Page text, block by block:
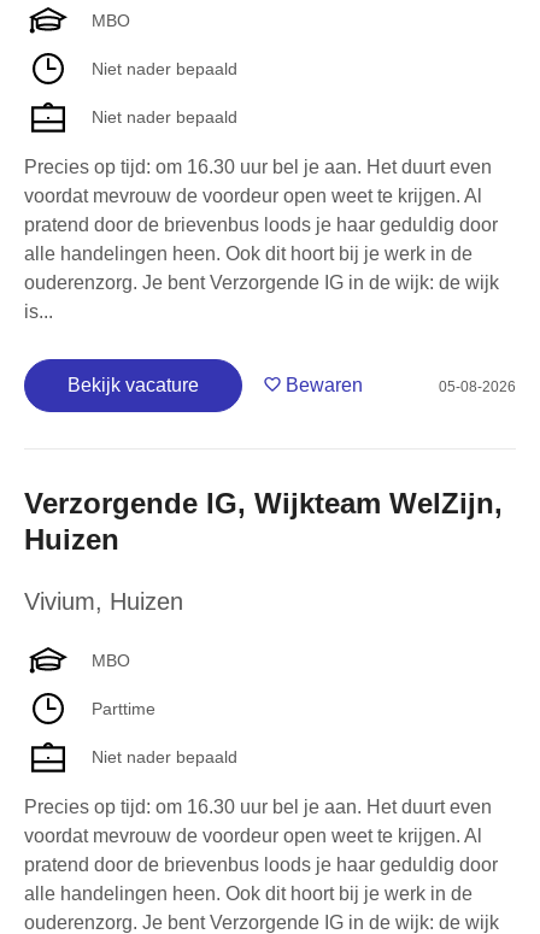
MBO
Niet nader bepaald
Niet nader bepaald
Precies op tijd: om 16.30 uur bel je aan. Het duurt even
voordat mevrouw de voordeur open weet te krijgen. Al
pratend door de brievenbus loods je haar geduldig door
alle handelingen heen. Ook dit hoort bij je werk in de
ouderenzorg. Je bent Verzorgende IG in de wijk: de wijk
is...
Bekijk vacature Bewaren 05-08-2026
Verzorgende IG, Wijkteam WelZijn,
Huizen
Vivium, Huizen
MBO
Parttime
Niet nader bepaald
Precies op tijd: om 16.30 uur bel je aan. Het duurt even
voordat mevrouw de voordeur open weet te krijgen. Al
pratend door de brievenbus loods je haar geduldig door
alle handelingen heen. Ook dit hoort bij je werk in de
ouderenzorg. Je bent Verzorgende IG in de wijk: de wijk